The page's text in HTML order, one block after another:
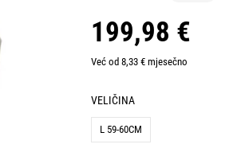
199,98 €
Već od 8,33 € mjesečno
VELIČINA
L 59-60CM